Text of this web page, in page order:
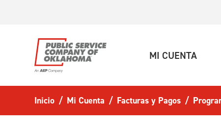
MI CUENTA
Inicio Mi Cuenta Facturas y Pagos